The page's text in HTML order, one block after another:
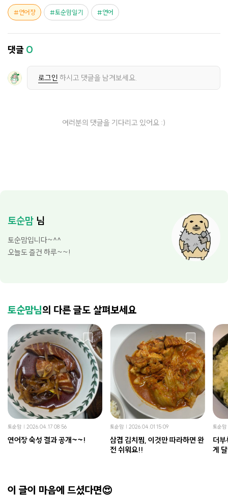
연어장 토순맘일기 연어
댓글 0
로그인 하시고 댓글을 남겨보세요.
여러분의 댓글을 기다리고 있어요 :)
토순맘 님
토순맘입니다~^^
오늘도 즐건 하루~~!
토순맘님의 다른 글도 살펴보세요
토순맘 2026.04.17 08:56
연어장 숙성 결과 공개~~!
토순맘 2026.04.01 15:09
삼겹 김치찜, 이것만 따라하면 완
전 쉬워요!!
토순맘
더부
게
이 글이 마음에 드셨다면😍